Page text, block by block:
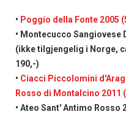
• Poggio della Fonte 2005
• Montecucco Sangiovese
(ikke tilgjengelig i Norge,
190,-)
• Ciacci Piccolomini
Rosso di Montalcino 2011
• Ateo Sant' Antimo Rosso